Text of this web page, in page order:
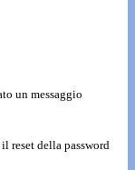
un messaggio
reset della password